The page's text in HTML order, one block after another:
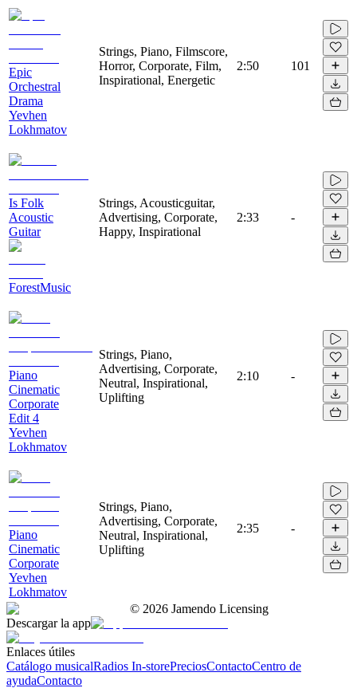
Epic
Orchestral
Drama
Yevhen
Lokhmatov
Strings, Piano, Filmscore,
Horror, Corporate, Film,
Inspirational, Energetic
2:50 101
Is Folk
Acoustic
Guitar
ForestMusic
Strings, Acousticguitar,
Advertising, Corporate,
Happy, Inspirational
2:33 -
Piano
Cinematic
Corporate
Edit 4
Yevhen
Lokhmatov
Strings, Piano,
Advertising, Corporate,
Neutral, Inspirational,
Uplifting
2:10 -
Piano
Cinematic
Corporate
Yevhen
Lokhmatov
Strings, Piano,
Advertising, Corporate,
Neutral, Inspirational,
Uplifting
2:35 -
© 2026 Jamendo Licensing
Descargar la app
Enlaces útiles
Catálogo musicalRadios In-storePreciosContactoCentro de
ayudaContacto